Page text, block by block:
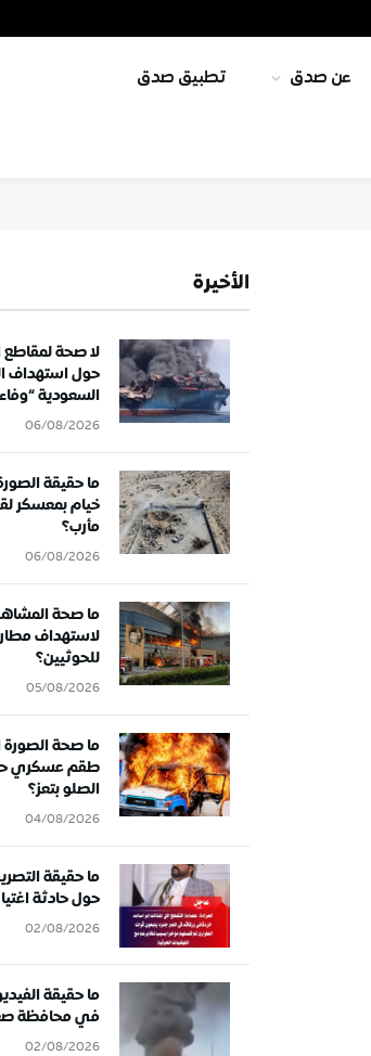
عن صدق تطبيق صدق
الأخيرة
لا صحة لمقاطع
حول استهداف
السعودية
06/08/2026
ما حقيقة
خيام بمعسكر
مأرب؟
06/08/2026
ما صحة
لاستهداف
للحوثيين؟
05/08/2026
ما صحة الصورة
طقم عسكري
الصلو بتعز؟
04/08/2026
ما حقيقة
حول حادثة
02/08/2026
ما حقيقة
في محافظة
02/08/2026